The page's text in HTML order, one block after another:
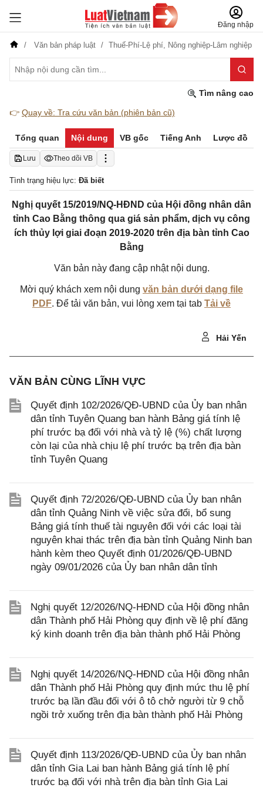
Đăng nhập
Văn bản pháp luật Thuế-Phí-Lệ phí, Nông nghiệp-Lâm nghiệp
Tìm nâng cao
👉 Quay về: Tra cứu văn bản (phiên bản cũ)
Tổng quan Nội dung VB gốc Tiếng Anh Lược đồ
Lưu Theo dõi VB
Tình trạng hiệu lực: Đã biết
Nghị quyết 15/2019/NQ-HĐND của Hội đồng nhân dân
tỉnh Cao Bằng thông qua giá sản phẩm, dịch vụ công
ích thủy lợi giai đoạn 2019-2020 trên địa bàn tỉnh Cao
Bằng
Văn bản này đang cập nhật nội dung.
Mời quý khách xem nội dung văn bản dưới dạng file
PDF. Để tải văn bản, vui lòng xem tại tab Tải về
Hải Yến
VĂN BẢN CÙNG LĨNH VỰC
Quyết định 102/2026/QĐ-UBND của Ủy ban nhân
dân tỉnh Tuyên Quang ban hành Bảng giá tính lệ
phí trước bạ đối với nhà và tỷ lệ (%) chất lượng
còn lại của nhà chịu lệ phí trước bạ trên địa bàn
tỉnh Tuyên Quang
Quyết định 72/2026/QĐ-UBND của Ủy ban nhân
dân tỉnh Quảng Ninh về việc sửa đổi, bổ sung
Bảng giá tính thuế tài nguyên đối với các loại tài
nguyên khai thác trên địa bàn tỉnh Quảng Ninh ban
hành kèm theo Quyết định 01/2026/QĐ-UBND
ngày 09/01/2026 của Ủy ban nhân dân tỉnh
Nghị quyết 12/2026/NQ-HĐND của Hội đồng nhân
dân Thành phố Hải Phòng quy định về lệ phí đăng
ký kinh doanh trên địa bàn thành phố Hải Phòng
Nghị quyết 14/2026/NQ-HĐND của Hội đồng nhân
dân Thành phố Hải Phòng quy định mức thu lệ phí
trước bạ lần đầu đối với ô tô chở người từ 9 chỗ
ngồi trở xuống trên địa bàn thành phố Hải Phòng
Quyết định 113/2026/QĐ-UBND của Ủy ban nhân
dân tỉnh Gia Lai ban hành Bảng giá tính lệ phí
trước bạ đối với nhà trên địa bàn tỉnh Gia Lai